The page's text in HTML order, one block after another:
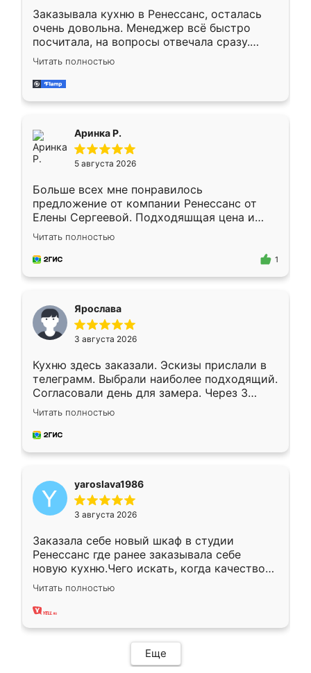
Заказывала кухню в Ренессанс, осталась
очень довольна. Менеджер всё быстро
посчитала, на вопросы отвечала сразу.
Замерщик приехал в субботу, подошёл к
делу со всей ответственностью. Собрали
за день, ребята работали аккуратно, даже
Читать полностью
Аринка Р.
5 августа 2026
Больше всех мне понравилось
предложение от компании Ренессанс от
Елены Сергеевой. Подходяшщая цена и
короткие сроки изготовления. Приехавший
для замера сотрудник Владислав
предложил по моему эскизу самый
Читать полностью
1
Ярослава
3 августа 2026
Кухню здесь заказали. Эскизы прислали в
телеграмм. Выбрали наиболее подходящий.
Согласовали день для замера. Через 3
недели кухня была уже готова. Остались
довольны работой. Спасибо Ренессанс
мебель за качественную работу!
Читать полностью
yaroslava1986
3 августа 2026
Заказала себе новый шкаф в студии
Ренессанс где ранее заказывала себе
новую кухню.Чего искать, когда качеством
вполне довольна. Служит кухня уже почти
два года, нареканий нет.
Читать полностью
Еще